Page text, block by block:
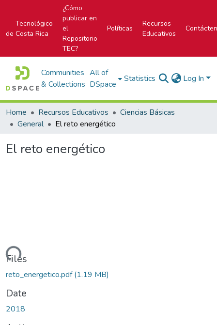
Tecnológico
de Costa Rica
¿Cómo
publicar en
el
Repositorio
TEC?
Políticas
Recursos
Educativos
Communities
& Collections
All of
DSpace
Statistics Log In
Home Recursos Educativos
Ciencias Básicas
General
El reto energético
El reto energético
Files
reto_energetico.pdf(1.19 MB)
Date
2018